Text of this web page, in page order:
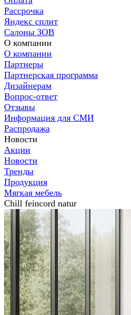
Рассрочка
Яндекс сплит
Салоны ЗОВ
О компании
О компании
Партнеры
Партнерская программа
Дизайнерам
Вопрос-ответ
Отзывы
Информация для СМИ
Распродажа
Новости
Акции
Новости
Тренды
Продукция
Мягкая мебель
Chill feincord natur